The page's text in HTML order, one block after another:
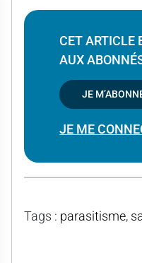
CET ARTICLE
AUX
JE
JE ME
Tags : parasitisme,